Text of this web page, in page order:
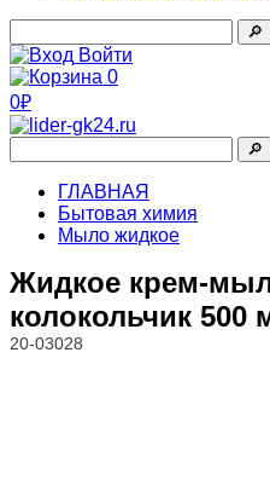
🔎︎
Войти
0
0₽
🔎︎
ГЛАВНАЯ
Бытовая химия
Мыло жидкое
Жидкое крем-
колокольчик 500
20-03028